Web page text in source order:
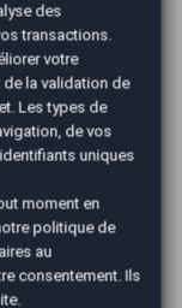
Vérifiez vos
des
transactions.
votre
la validation de
Les types de
de vos
uniques
moment en
politique de
au
consentement. Ils